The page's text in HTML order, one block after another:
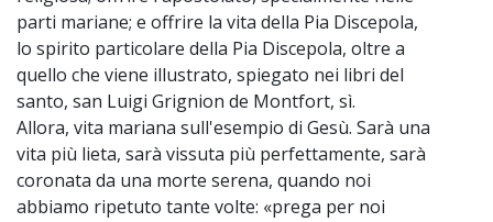
parti mariane; e offrire la vita della Pia Discepola,
lo spirito particolare della Pia Discepola, oltre a
quello che viene illustrato, spiegato nei libri del
santo, san Luigi Grignion de Montfort, sì.
Allora, vita mariana sull'esempio di Gesù. Sarà una
vita più lieta, sarà vissuta più perfettamente, sarà
coronata da una morte serena, quando noi
abbiamo ripetuto tante volte: «prega per noi